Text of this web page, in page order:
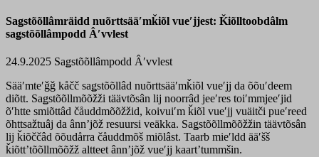
Saǥstõõllâmräidd nuõrttsääʹmǩiõl vueʹjjest: Ǩiõlltoobdâlm
saǥstõõllâmpodd Âʹvvlest
24.9.2025 Saǥstõõllâmpodd Âʹvvlest
Sääʹmteʹǧǧ kåčč saǥstõõllâd nuõrttsääʹmǩiõl vueʹjj da õõuʹdeem
diõtt. Saǥstõõllmõõžži täävtõsân lij noorrâd jeeʹres toiʹmmjeeʹjid
õʹhtte smiõttâd čåuddmõõžžid, koivuiʹm ǩiõl vueʹjj vuäitči pueʹreed
õhttsažtuâj da ânnʼjõž resuursi veäkka. Saǥstõõllmõõžžin täävtõsân
lij ǩiõččâd õõudårra čåuddmõš miõlâst. Taarb mieʹldd ääʹšš
ǩiõttʼtõõllmõõžž altteet ânnʼjõž vueʹjj kaartʼtummšin.